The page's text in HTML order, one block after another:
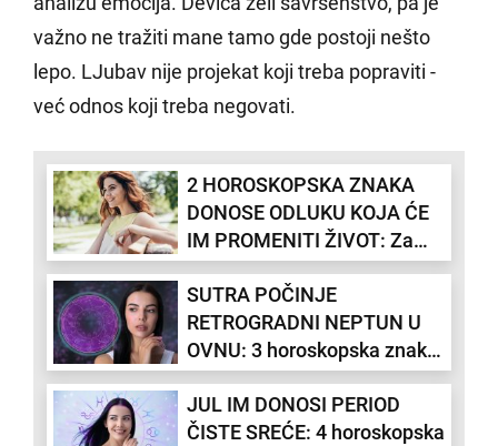
važno ne tražiti mane tamo gde postoji nešto
lepo. LJubav nije projekat koji treba popraviti -
već odnos koji treba negovati.
2 HOROSKOPSKA ZNAKA
DONOSE ODLUKU KOJA ĆE
IM PROMENITI ŽIVOT: Za
neke će biti kobno, a za neke
neverovatno olakšanje
SUTRA POČINJE
RETROGRADNI NEPTUN U
OVNU: 3 horoskopska znaka
će se suočiti sa sumnjom i
preispitivanjem
JUL IM DONOSI PERIOD
ČISTE SREĆE: 4 horoskopska